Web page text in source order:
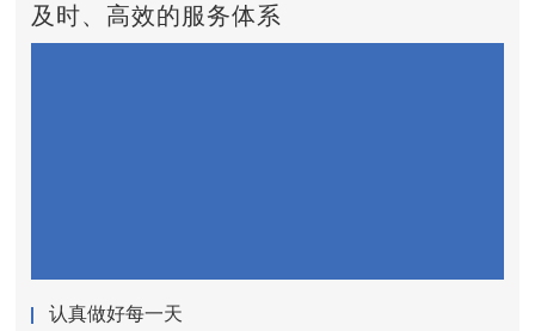
及时、高效的服务体系
认真做好每一天